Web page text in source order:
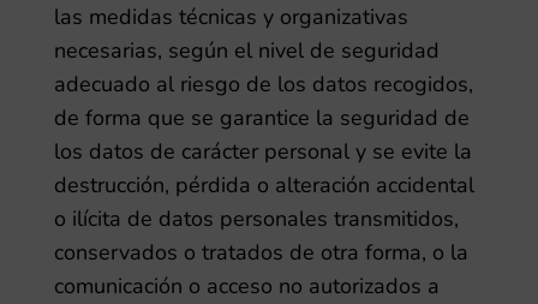
las medidas técnicas y organizativas
necesarias, según el nivel de seguridad
adecuado al riesgo de los datos recogidos,
de forma que se garantice la seguridad de
los datos de carácter personal y se evite la
destrucción, pérdida o alteración accidental
o ilícita de datos personales transmitidos,
conservados o tratados de otra forma, o la
comunicación o acceso no autorizados a